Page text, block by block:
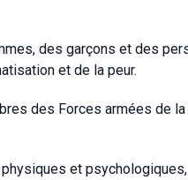
des garçons et des
et de la peur.
des Forces armées de la
et psychologiques,